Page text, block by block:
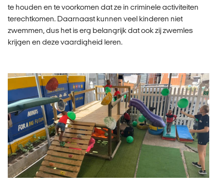
te houden en te voorkomen dat ze in criminele activiteiten
terechtkomen. Daarnaast kunnen veel kinderen niet
zwemmen, dus het is erg belangrijk dat ook zij zwemles
krijgen en deze vaardigheid leren.